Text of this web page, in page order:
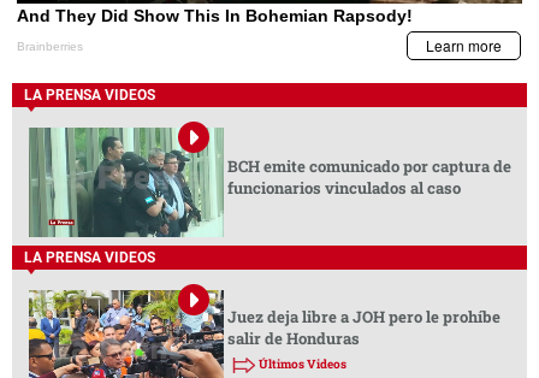
LA PRENSA VIDEOS
BCH emite comunicado por captura de
funcionarios vinculados al caso
LA PRENSA VIDEOS
Juez deja libre a JOH pero le prohíbe
salir de Honduras
Últimos Videos